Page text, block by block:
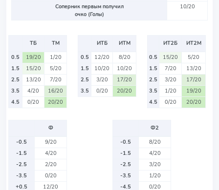
Соперник первым получил
очко (Голы)
10/20
ТБ
ТМ
0.5
19/20
1/20
1.5
15/20
5/20
2.5
13/20
7/20
3.5
4/20
16/20
4.5
0/20 20/20
ИТБ
ИТМ
0.5
12/20
8/20
1.5
10/20
10/20
2.5
3/20
17/20
3.5
0/20 20/20
ИТ2Б
ИТ2М
0.5
15/20
5/20
1.5
7/20
13/20
2.5
3/20
17/20
3.5
1/20
19/20
4.5
0/20 20/20
Ф
-0.5
9/20
-1.5
4/20
-2.5
2/20
-3.5
0/20
+0.5
12/20
Ф2
-0.5
8/20
-1.5
4/20
-2.5
3/20
-3.5
1/20
-4.5
0/20